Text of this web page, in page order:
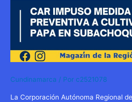
Cundinamarca / Por c2521078
La Corporación Autónoma Regional